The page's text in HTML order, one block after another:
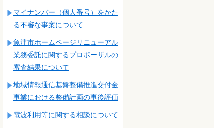
マイナンバー（個人番号）をかた
る不審な事案について
魚津市ホームページリニューアル
業務委託に関するプロポーザルの
審査結果について
地域情報通信基盤整備推進交付金
事業における整備計画の事後評価
電波利用等に関する相談について